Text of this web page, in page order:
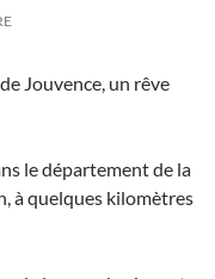
Jouvence, un rêve
le département de la
à quelques kilomètres